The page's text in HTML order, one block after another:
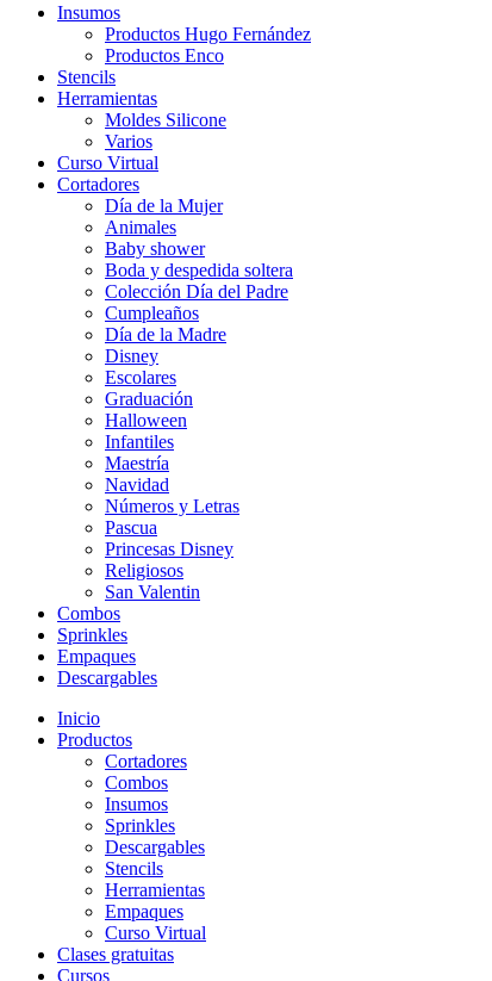
Insumos
Productos Hugo Fernández
Productos Enco
Stencils
Herramientas
Moldes Silicone
Varios
Curso Virtual
Cortadores
Día de la Mujer
Animales
Baby shower
Boda y despedida soltera
Colección Día del Padre
Cumpleaños
Día de la Madre
Disney
Escolares
Graduación
Halloween
Infantiles
Maestría
Navidad
Números y Letras
Pascua
Princesas Disney
Religiosos
San Valentin
Combos
Sprinkles
Empaques
Descargables
Inicio
Productos
Cortadores
Combos
Insumos
Sprinkles
Descargables
Stencils
Herramientas
Empaques
Curso Virtual
Clases gratuitas
Cursos